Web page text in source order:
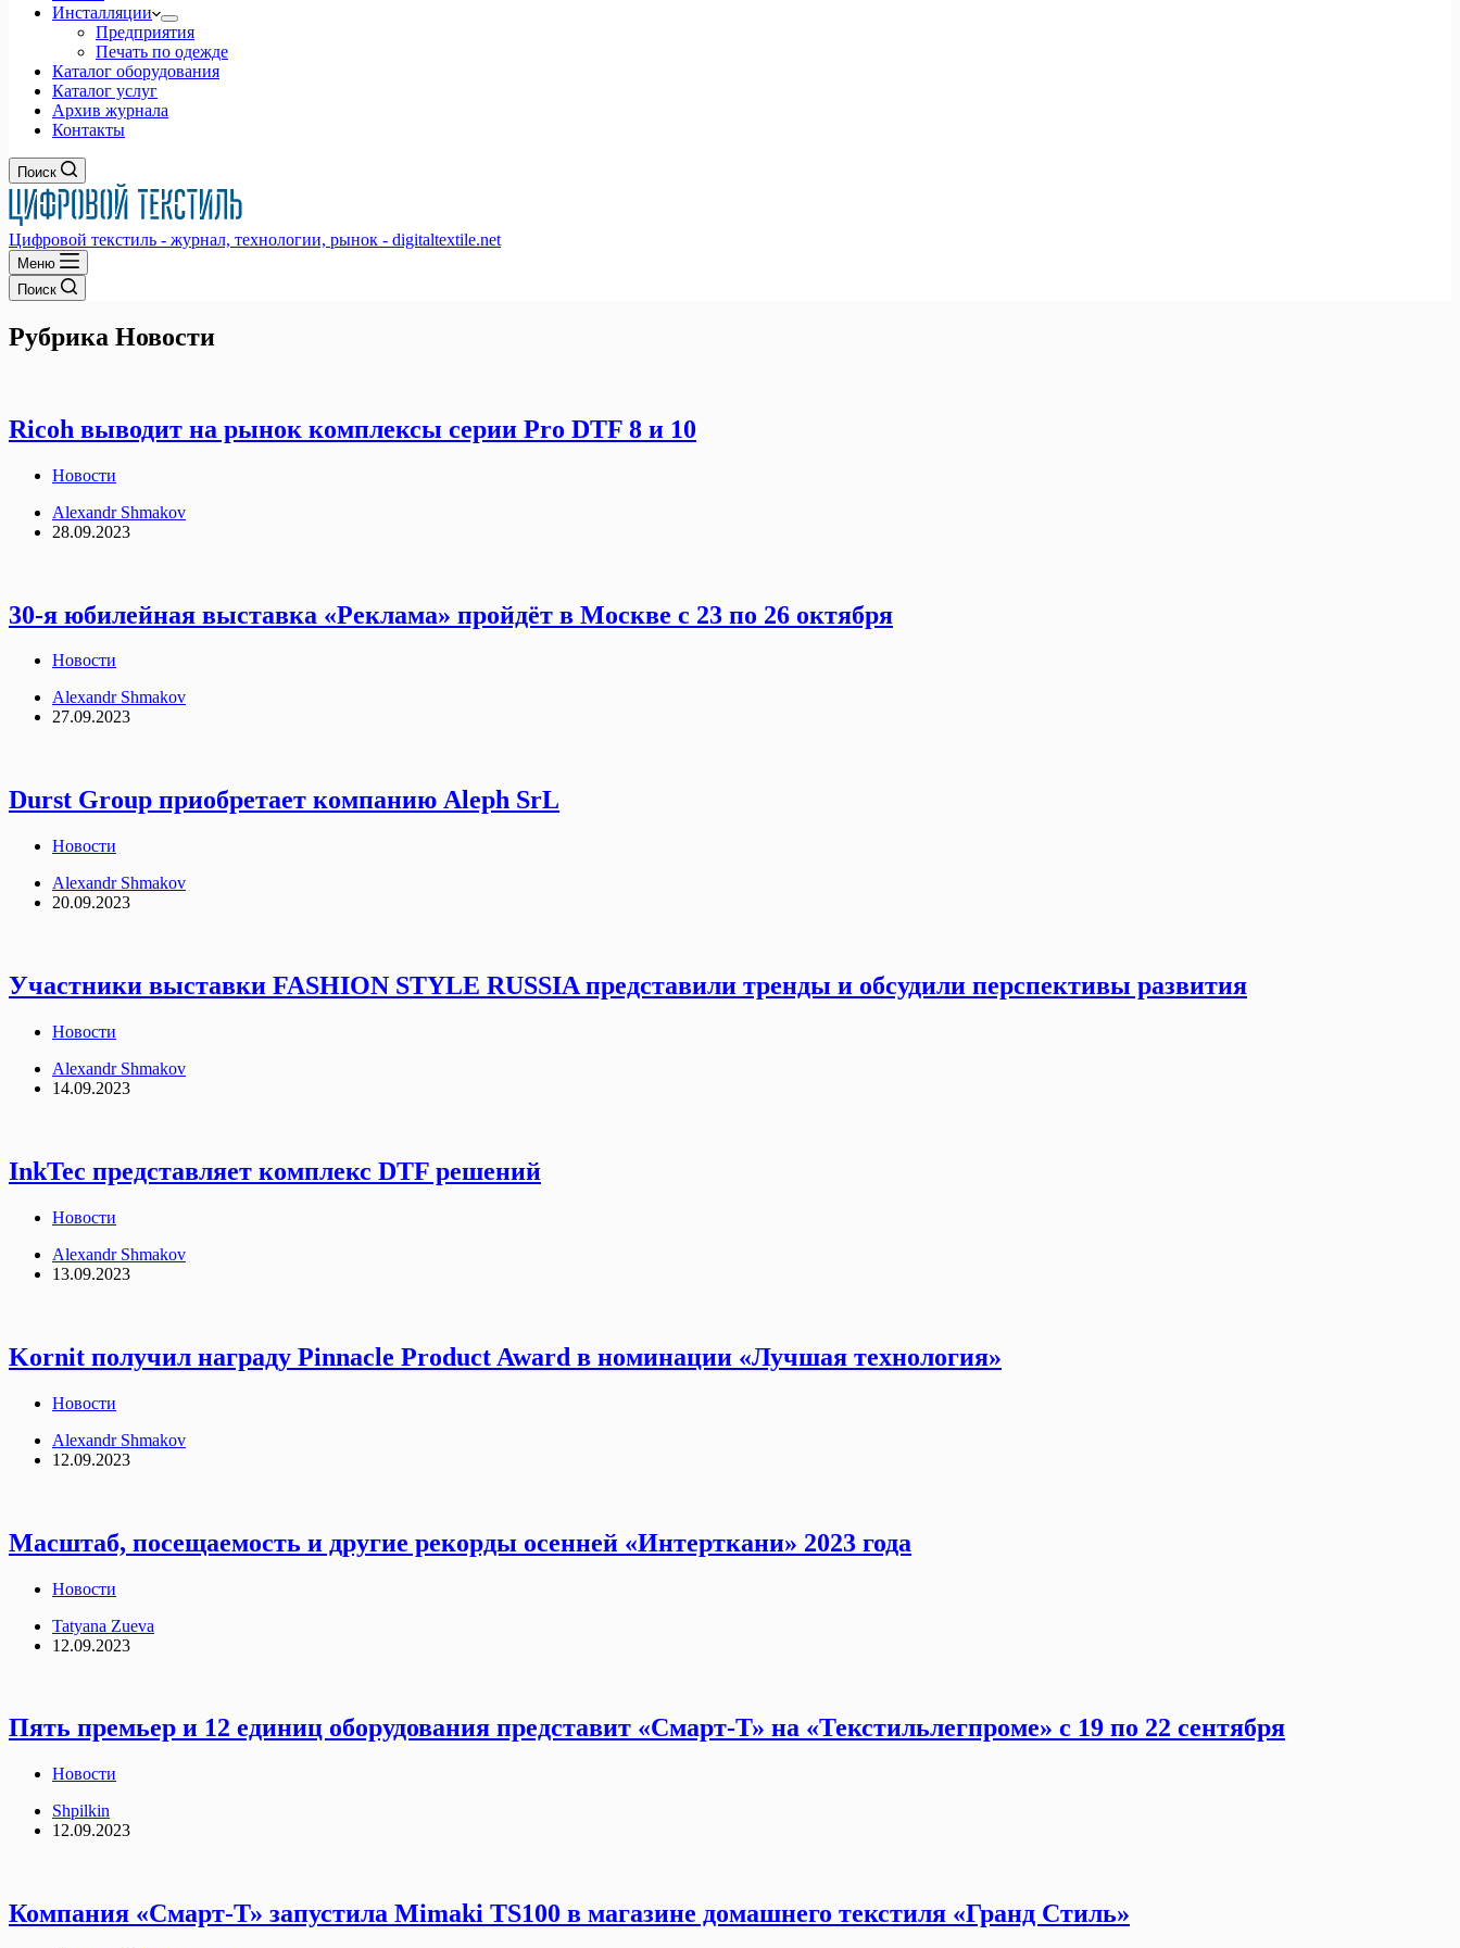
Инсталляции
Предприятия
Печать по одежде
Каталог оборудования
Каталог услуг
Архив журнала
Контакты
Поиск
Цифровой текстиль - журнал, технологии, рынок - digitaltextile.net
Меню
Поиск
Рубрика Новости
Ricoh выводит на рынок комплексы серии Pro DTF 8 и 10
Новости
Alexandr Shmakov
28.09.2023
30-я юбилейная выставка «Реклама» пройдёт в Москве c 23 по 26 октября
Новости
Alexandr Shmakov
27.09.2023
Durst Group приобретает компанию Aleph SrL
Новости
Alexandr Shmakov
20.09.2023
Участники выставки FASHION STYLE RUSSIA представили тренды и обсудили перспективы развития
Новости
Alexandr Shmakov
14.09.2023
InkTec представляет комплекс DTF решений
Новости
Alexandr Shmakov
13.09.2023
Kornit получил награду Pinnacle Product Award в номинации «Лучшая технология»
Новости
Alexandr Shmakov
12.09.2023
Масштаб, посещаемость и другие рекорды осенней «Интерткани» 2023 года
Новости
Tatyana Zueva
12.09.2023
Пять премьер и 12 единиц оборудования представит «Смарт-Т» на «Текстильлегпроме» с 19 по 22 сентября
Новости
Shpilkin
12.09.2023
Компания «Смарт-Т» запустила Mimaki TS100 в магазине домашнего текстиля «Гранд Стиль»